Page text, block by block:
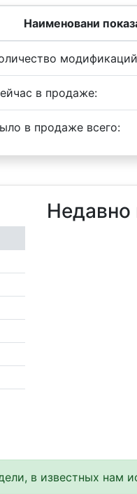
Наименовани
в продаже:
в продаже всего:
Недавно
в известных нам